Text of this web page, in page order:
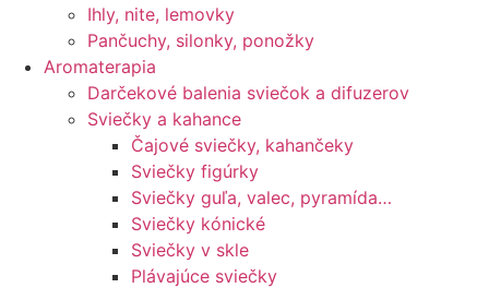
Ihly, nite, lemovky
Pančuchy, silonky, ponožky
Aromaterapia
Darčekové balenia sviečok a difuzerov
Sviečky a kahance
Čajové sviečky, kahančeky
Sviečky figúrky
Sviečky guľa, valec, pyramída…
Sviečky kónické
Sviečky v skle
Plávajúce sviečky